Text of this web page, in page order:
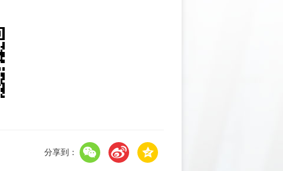
分享到：